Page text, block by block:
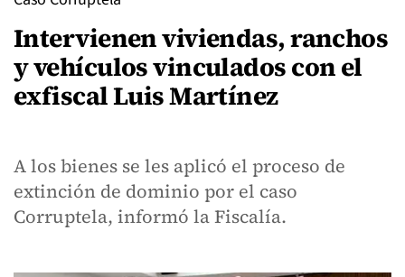
Intervienen viviendas, ranchos
y vehículos vinculados con el
exfiscal Luis Martínez
A los bienes se les aplicó el proceso de
extinción de dominio por el caso
Corruptela, informó la Fiscalía.